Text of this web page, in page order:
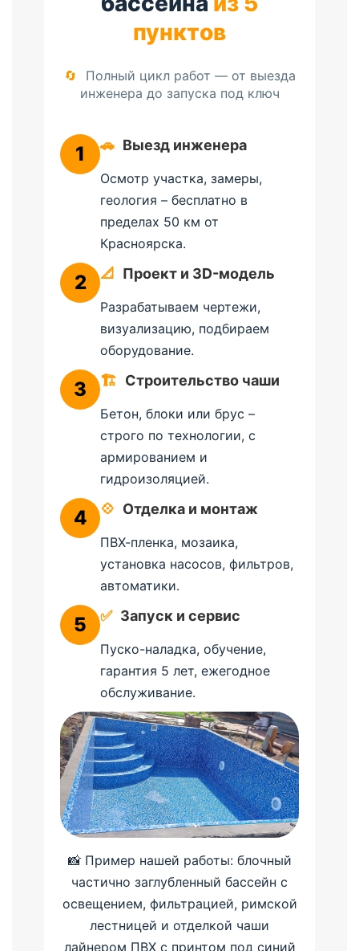
пунктов
🔄
Полный цикл работ — от выезда
инженера до запуска под ключ
1 🚗 Выезд инженера
Осмотр участка, замеры,
геология – бесплатно в
пределах 50 км от
Красноярска.
2 📐 Проект и 3D-модель
Разрабатываем чертежи,
визуализацию, подбираем
оборудование.
3 🏗️ Строительство чаши
Бетон, блоки или брус –
строго по технологии, с
армированием и
гидроизоляцией.
4 💠 Отделка и монтаж
ПВХ-пленка, мозаика,
установка насосов, фильтров,
автоматики.
5 ✅ Запуск и сервис
Пуско-наладка, обучение,
гарантия 5 лет, ежегодное
обслуживание.
📸 Пример нашей работы: блочный
частично заглубленный бассейн с
освещением, фильтрацией, римской
лестницей и отделкой чаши
лайнером ПВХ с принтом под синий